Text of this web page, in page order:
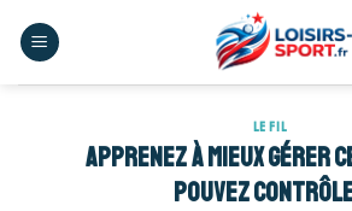
LE FIL
Apprenez à mieux gérer
pouvez